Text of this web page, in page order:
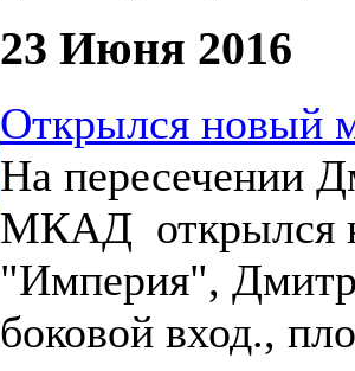
23 Июня 2016
Открылся новый
На пересечении
МКАД открылся
"Империя",
боковой вход.,